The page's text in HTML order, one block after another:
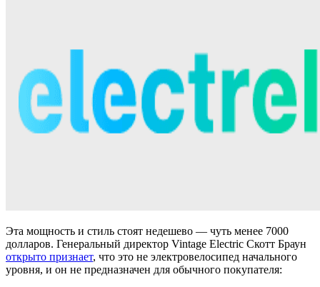
Эта мощность и стиль стоят недешево — чуть менее 7000
долларов. Генеральный директор Vintage Electric Скотт Браун
открыто признает, что это не электровелосипед начального
уровня, и он не предназначен для обычного покупателя: